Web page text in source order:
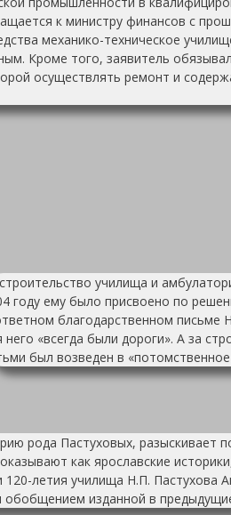
к министру финансов с
механико-техническое
Кроме того, заявитель
осуществлять ремонт и
училища и
году ему было присвоено по
благодарственном письме
него «всегда были дороги». А за
был возведен в
рода Пастуховых, разыскивает
как ярославские
летия училища Н.П. Пастухова
изданной в